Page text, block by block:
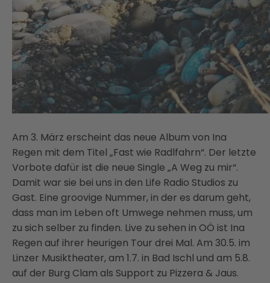
Am 3. März erscheint das neue Album von Ina
Regen mit dem Titel „Fast wie Radlfahrn“. Der letzte
Vorbote dafür ist die neue Single „A Weg zu mir“.
Damit war sie bei uns in den Life Radio Studios zu
Gast. Eine groovige Nummer, in der es darum geht,
dass man im Leben oft Umwege nehmen muss, um
zu sich selber zu finden. Live zu sehen in OÖ ist Ina
Regen auf ihrer heurigen Tour drei Mal. Am 30.5. im
Linzer Musiktheater, am 1.7. in Bad Ischl und am 5.8.
auf der Burg Clam als Support zu Pizzera & Jaus.